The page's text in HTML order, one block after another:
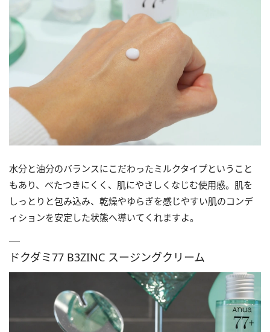
水分と油分のバランスにこだわったミルクタイプということ
もあり、べたつきにくく、肌にやさしくなじむ使用感。肌を
しっとりと包み込み、乾燥やゆらぎを感じやすい肌のコンデ
ィションを安定した状態へ導いてくれますよ。
ドクダミ77 B3ZINC スージングクリーム